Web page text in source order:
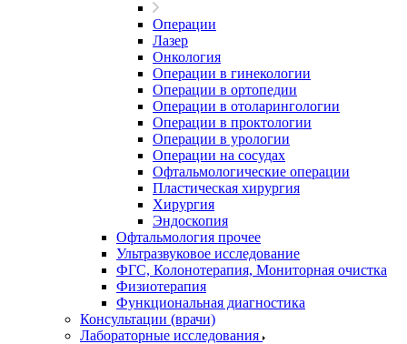
Операции
Лазер
Онкология
Операции в гинекологии
Операции в ортопедии
Операции в отоларингологии
Операции в проктологии
Операции в урологии
Операции на сосудах
Офтальмологические операции
Пластическая хирургия
Хирургия
Эндоскопия
Офтальмология прочее
Ультразвуковое исследование
ФГС, Колонотерапия, Мониторная очистка
Физиотерапия
Функциональная диагностика
Консультации (врачи)
Лабораторные исследования